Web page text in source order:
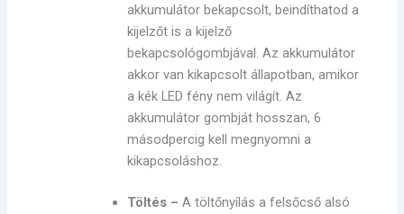
akkumulátor bekapcsolt, beindíthatod a
kijelzőt is a kijelző
bekapcsológombjával. Az akkumulátor
akkor van kikapcsolt állapotban, amikor
a kék LED fény nem világít. Az
akkumulátor gombját hosszan, 6
másodpercig kell megnyomni a
kikapcsoláshoz.
Töltés –A töltőnyílás a felsőcső alsó